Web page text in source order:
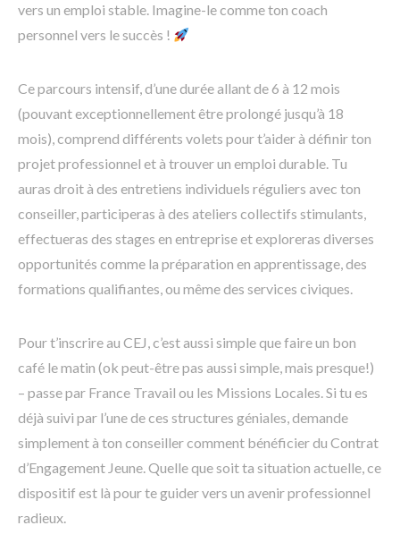
vers un emploi stable. Imagine-le comme ton coach
personnel vers le succès !
Ce parcours intensif, d’une durée allant de 6 à 12 mois
(pouvant exceptionnellement être prolongé jusqu’à 18
mois), comprend différents volets pour t’aider à définir ton
projet professionnel et à trouver un emploi durable. Tu
auras droit à des entretiens individuels réguliers avec ton
conseiller, participeras à des ateliers collectifs stimulants,
effectueras des stages en entreprise et exploreras diverses
opportunités comme la préparation en apprentissage, des
formations qualifiantes, ou même des services civiques.
Pour t’inscrire au CEJ, c’est aussi simple que faire un bon
café le matin (ok peut-être pas aussi simple, mais presque!)
– passe par France Travail ou les Missions Locales. Si tu es
déjà suivi par l’une de ces structures géniales, demande
simplement à ton conseiller comment bénéficier du Contrat
d’Engagement Jeune. Quelle que soit ta situation actuelle, ce
dispositif est là pour te guider vers un avenir professionnel
radieux.